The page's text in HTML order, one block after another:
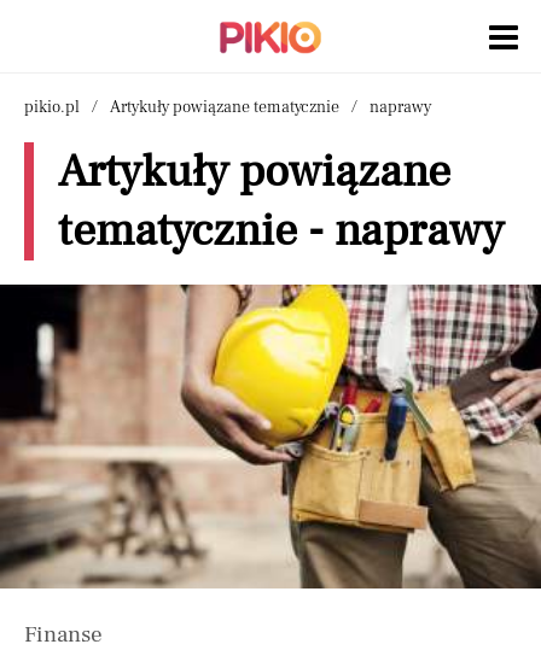
pikio.pl Artykuły powiązane tematycznie naprawy
Artykuły powiązane
tematycznie - naprawy
Finanse